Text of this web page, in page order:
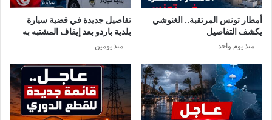
أمطار تونس المرتقبة.. الغنوشي
يكشف التفاصيل
منذ يوم واحد
تفاصيل جديدة في قضية سيارة
بلدية باردو بعد إيقاف المشتبه به
منذ يومين